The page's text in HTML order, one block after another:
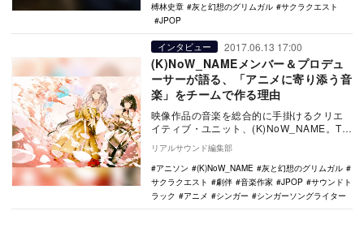
榑林史章
灰と幻想のグリムガル
サクラクエスト
JPOP
インタビュー 2017.06.13 17:00
(K)NoW_NAMEメンバー＆プロデュ
ーサーが語る、「アニメに寄り添う音
楽」をチームで作る理由
映像作品の音楽を総合的に手掛けるクリエ
イティブ・ユニット、(K)NoW_NAME。TV
アニメ『灰と幻想のグリムガル』で、音楽
の総…
リアルサウンド編集部
アニソン
(K)NoW_NAME
灰と幻想のグリムガル
サクラクエスト
劇伴 音楽作家 JPOP
サウンドト
ラック
アニメ シンガー シンガーソングライター